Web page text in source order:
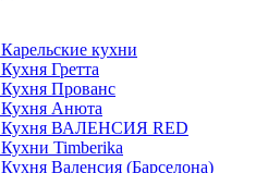
Карельские кухни
Кухня Гретта
Кухня Прованс
Кухня Анюта
Кухня ВАЛЕНСИЯ RED
Кухни Timberika
Кухня Валенсия (Барселона)